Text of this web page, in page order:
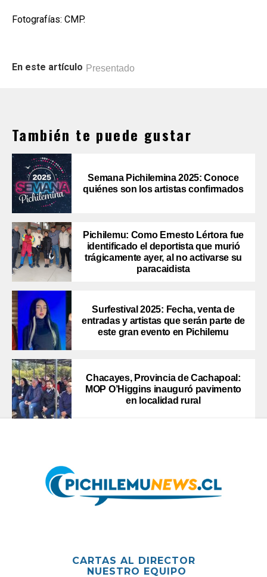
Fotografías: CMP.
En este artículo Presentado
También te puede gustar
Semana Pichilemina 2025: Conoce
quiénes son los artistas confirmados
Pichilemu: Como Ernesto Lértora fue
identificado el deportista que murió
trágicamente ayer, al no activarse su
paracaidista
Surfestival 2025: Fecha, venta de
entradas y artistas que serán parte de
este gran evento en Pichilemu
Chacayes, Provincia de Cachapoal:
MOP O’Higgins inauguró pavimento
en localidad rural
CARTAS AL DIRECTOR
NUESTRO EQUIPO